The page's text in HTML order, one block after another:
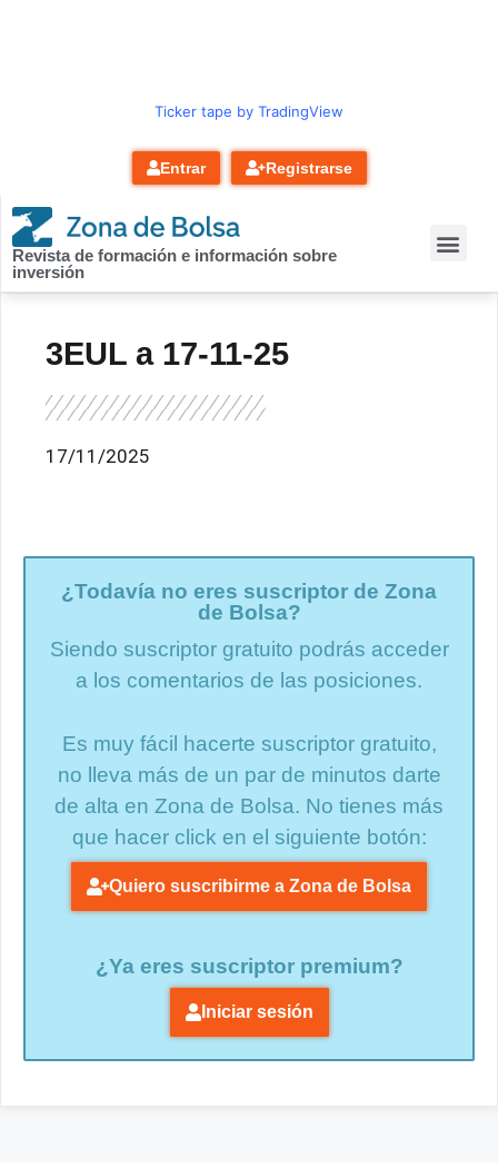
Ticker tape by TradingView
Entrar Registrarse
Revista de formación e información sobre
inversión
3EUL a 17-11-25
17/11/2025
¿Todavía no eres suscriptor de Zona
de Bolsa?
Siendo suscriptor gratuito podrás acceder
a los comentarios de las posiciones.
Es muy fácil hacerte suscriptor gratuito,
no lleva más de un par de minutos darte
de alta en Zona de Bolsa. No tienes más
que hacer click en el siguiente botón:
Quiero suscribirme a Zona de Bolsa
¿Ya eres suscriptor premium?
Iniciar sesión